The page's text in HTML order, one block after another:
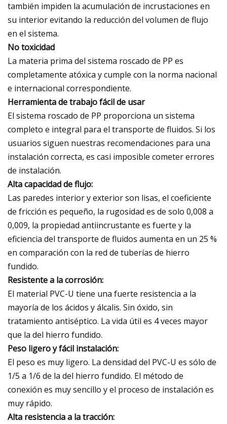
también impiden la acumulación de incrustaciones en
su interior evitando la reducción del volumen de flujo
en el sistema.
No toxicidad
La materia prima del sistema roscado de PP es
completamente atóxica y cumple con la norma nacional
e internacional correspondiente.
Herramienta de trabajo fácil de usar
El sistema roscado de PP proporciona un sistema
completo e integral para el transporte de fluidos. Si los
usuarios siguen nuestras recomendaciones para una
instalación correcta, es casi imposible cometer errores
de instalación.
Alta capacidad de flujo:
Las paredes interior y exterior son lisas, el coeficiente
de fricción es pequeño, la rugosidad es de solo 0,008 a
0,009, la propiedad antiincrustante es fuerte y la
eficiencia del transporte de fluidos aumenta en un 25 %
en comparación con la red de tuberías de hierro
fundido.
Resistente a la corrosión:
El material PVC-U tiene una fuerte resistencia a la
mayoría de los ácidos y álcalis. Sin óxido, sin
tratamiento antiséptico. La vida útil es 4 veces mayor
que la del hierro fundido.
Peso ligero y fácil instalación:
El peso es muy ligero. La densidad del PVC-U es sólo de
1/5 a 1/6 de la del hierro fundido. El método de
conexión es muy sencillo y el proceso de instalación es
muy rápido.
Alta resistencia a la tracción: